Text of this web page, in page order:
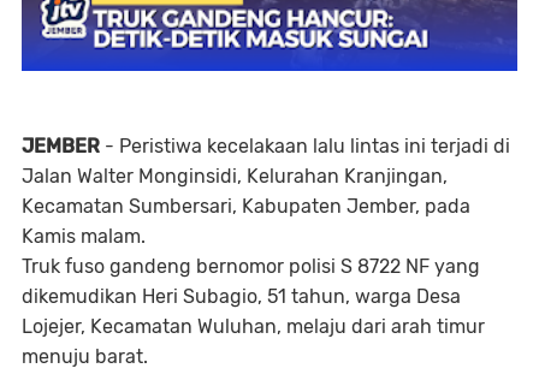
JEMBER - Peristiwa kecelakaan lalu lintas ini terjadi di
Jalan Walter Monginsidi, Kelurahan Kranjingan,
Kecamatan Sumbersari, Kabupaten Jember, pada
Kamis malam.
Truk fuso gandeng bernomor polisi S 8722 NF yang
dikemudikan Heri Subagio, 51 tahun, warga Desa
Lojejer, Kecamatan Wuluhan, melaju dari arah timur
menuju barat.